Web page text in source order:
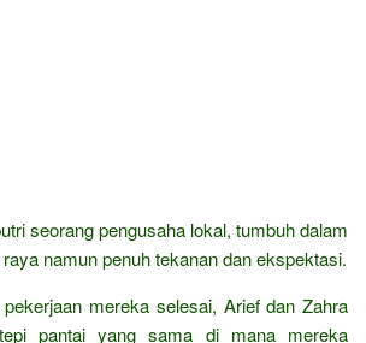
seorang pengusaha lokal, tumbuh dalam
namun penuh tekanan dan ekspektasi.
mereka selesai, Arief dan Zahra
pantai yang sama di mana mereka